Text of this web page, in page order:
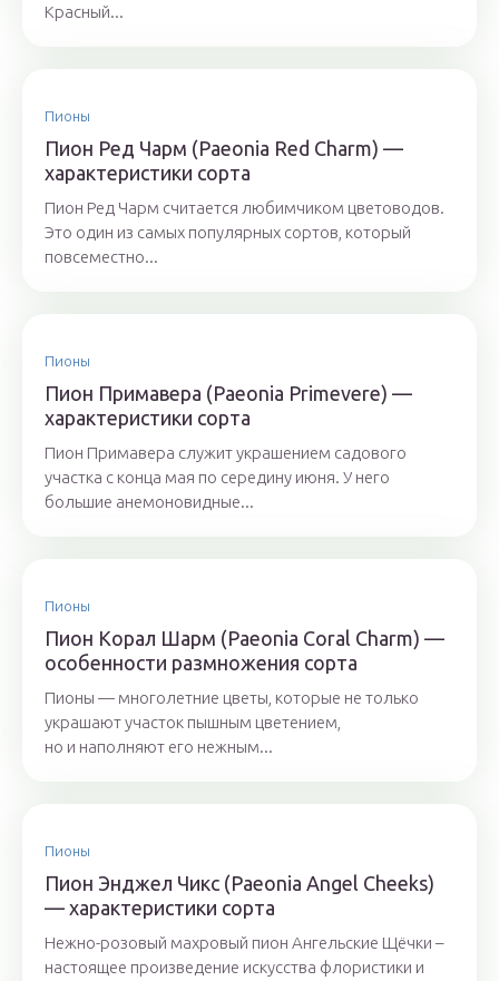
Красный...
Пионы
Пион Ред Чарм (Paeonia Red Charm) —
характеристики сорта
Пион Ред Чарм считается любимчиком цветоводов.
Это один из самых популярных сортов, который
повсеместно...
Пионы
Пион Примавера (Paeonia Primevere) —
характеристики сорта
Пион Примавера служит украшением садового
участка с конца мая по середину июня. У него
большие анемоновидные...
Пионы
Пион Корал Шарм (Paeonia Coral Charm) —
особенности размножения сорта
Пионы — многолетние цветы, которые не только
украшают участок пышным цветением,
но и наполняют его нежным...
Пионы
Пион Энджел Чикс (Paeonia Angel Cheeks)
— характеристики сорта
Нежно-розовый махровый пион Ангельские Щёчки –
настоящее произведение искусства флористики и